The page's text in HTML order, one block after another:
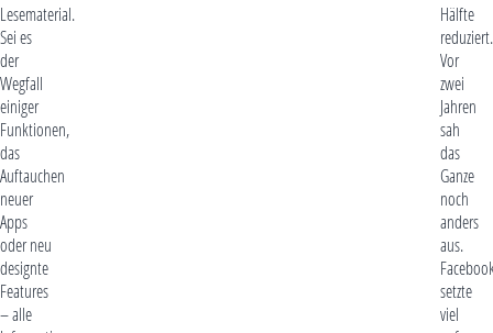
Lesematerial.
Sei es
der
Wegfall
einiger
Funktionen,
das
Auftauchen
neuer
Apps
oder neu
designte
Features
– alle
Hälfte
reduziert.
Vor
zwei
Jahren
sah
das
Ganze
noch
anders
aus.
setzte
viel